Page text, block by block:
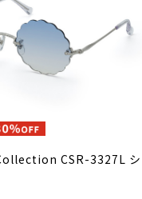
CSR-3327L シ